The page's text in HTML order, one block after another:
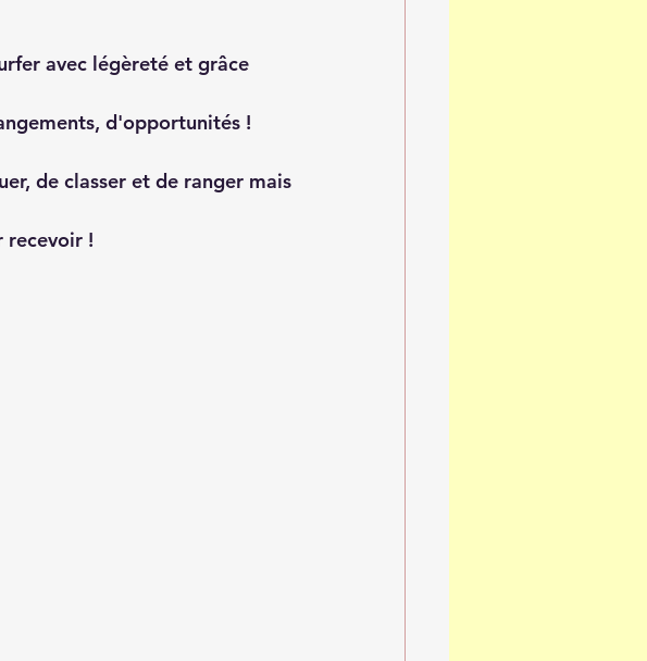
avec légèreté et grâce
d'opportunités !
de classer et de ranger mais
recevoir !